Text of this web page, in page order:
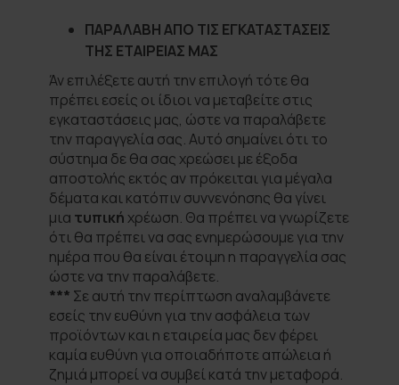
ΠΑΡΑΛΑΒΗ ΑΠΟ ΤΙΣ ΕΓΚΑΤΑΣΤΑΣΕΙΣ
ΤΗΣ ΕΤΑΙΡΕΙΑΣ ΜΑΣ
Άν επιλέξετε αυτή την επιλογή τότε θα
πρέπει εσείς οι ίδιοι να μεταβείτε στις
εγκαταστάσεις μας, ώστε να παραλάβετε
την παραγγελία σας. Αυτό σημαίνει ότι το
σύστημα δε θα σας χρεώσει με έξοδα
αποστολής εκτός αν πρόκειται για μέγαλα
δέματα και κατόπιν συννενόησης θα γίνει
μια τυπική χρέωση. Θα πρέπει να γνωρίζετε
ότι θα πρέπει να σας ενημερώσουμε για την
ημέρα που θα είναι έτοιμη η παραγγελία σας
ώστε να την παραλάβετε.
*** Σε αυτή την περίπτωση αναλαμβάνετε
εσείς την ευθύνη για την ασφάλεια των
προϊόντων και η εταιρεία μας δεν φέρει
καμία ευθύνη για οποιαδήποτε απώλεια ή
ζημιά μπορεί να συμβεί κατά την μεταφορά.